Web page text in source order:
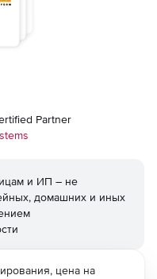
Partner
и ИП – не
домашних и иных
цена на